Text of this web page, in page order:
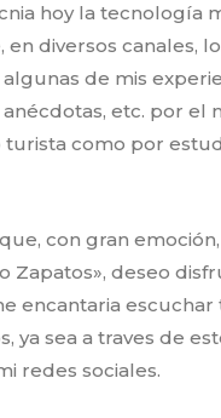
hoy la tecnología
en diversos canales,
de mis
etc. por el
como por
con gran
Zapatos», deseo
encantaria escuchar
ya sea a traves de
redes sociales.